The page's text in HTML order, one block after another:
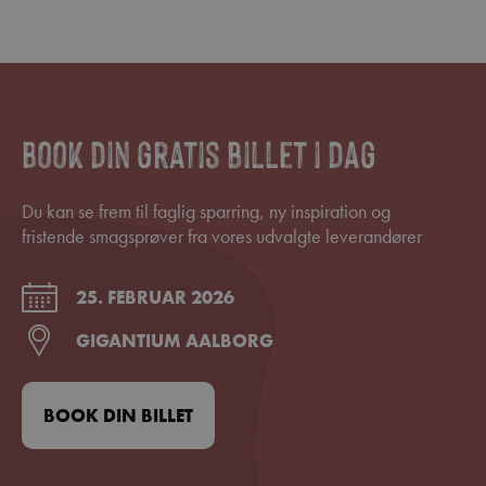
Book din gratis billet i dag
Du kan se frem til faglig sparring, ny inspiration og
fristende smagsprøver fra vores udvalgte leverandører
25. FEBRUAR 2026
GIGANTIUM AALBORG
BOOK DIN BILLET